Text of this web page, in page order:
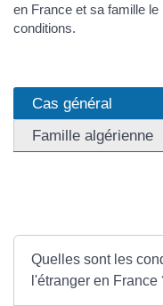
en France et sa famille
conditions.
Cas général
Famille algérienne
Quelles sont les
l'étranger en France